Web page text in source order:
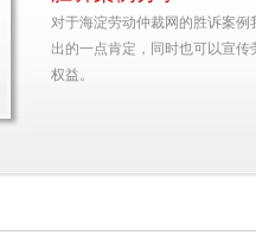
对于海淀劳动仲裁网的胜诉案
出的一点肯定，同时也可以宣
权益。